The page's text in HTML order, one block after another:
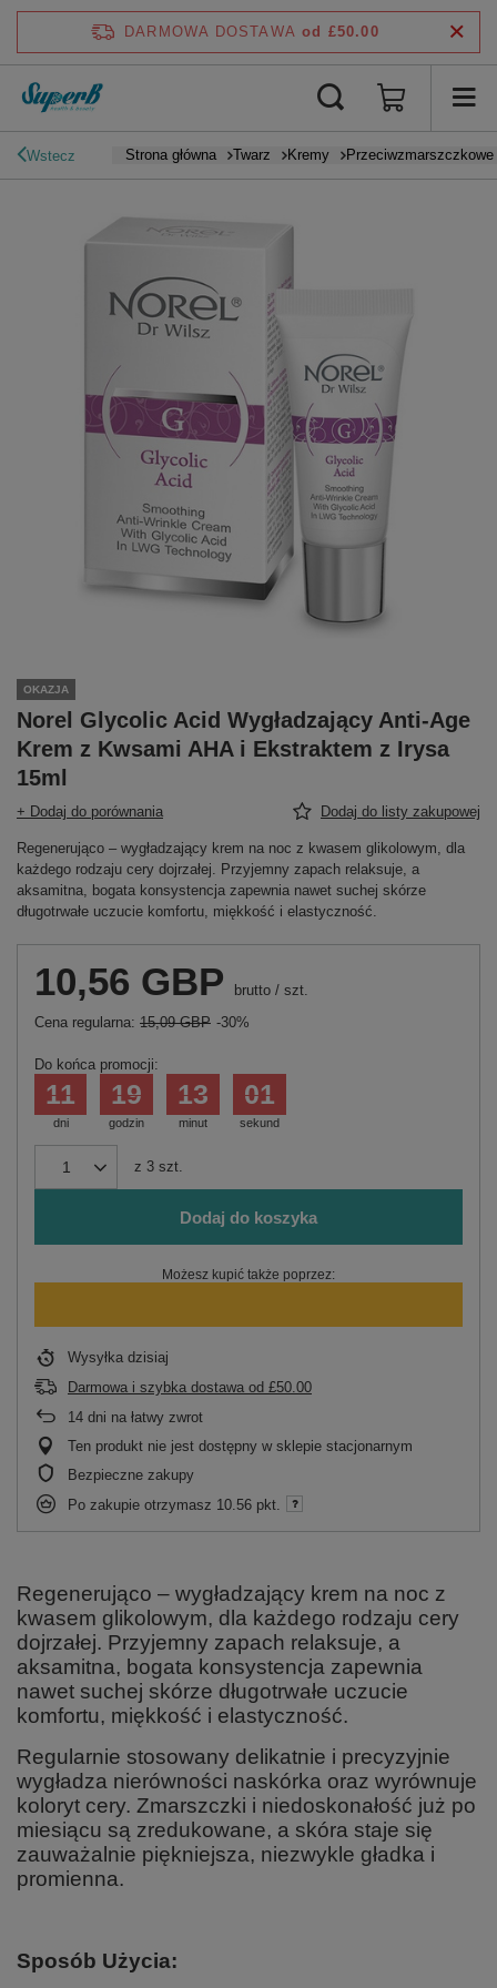
DARMOWA DOSTAWA od £50.00
Wstecz Strona główna Twarz Kremy Przeciwzmarszczkowe
OKAZJA
Norel Glycolic Acid Wygładzający Anti-Age
Krem z Kwsami AHA i Ekstraktem z Irysa
15ml
+ Dodaj do porównania Dodaj do listy zakupowej
Regenerująco – wygładzający krem na noc z kwasem glikolowym, dla
każdego rodzaju cery dojrzałej. Przyjemny zapach relaksuje, a
aksamitna, bogata konsystencja zapewnia nawet suchej skórze
długotrwałe uczucie komfortu, miękkość i elastyczność.
10,56 GBP brutto / szt.
Cena regularna: 15,09 GBP -30%
Do końca promocji:
dni
11
godzin
19
minut
13
sekund
01
z 3 szt.
Dodaj do koszyka
Możesz kupić także poprzez:
Wysyłka dzisiaj
Darmowa i szybka dostawa od £50.00
14 dni na łatwy zwrot
Ten produkt nie jest dostępny w sklepie stacjonarnym
Bezpieczne zakupy
Po zakupie otrzymasz 10.56 pkt.
Regenerująco – wygładzający krem na noc z
kwasem glikolowym, dla każdego rodzaju cery
dojrzałej. Przyjemny zapach relaksuje, a
aksamitna, bogata konsystencja zapewnia
nawet suchej skórze długotrwałe uczucie
komfortu, miękkość i elastyczność.
Regularnie stosowany delikatnie i precyzyjnie
wygładza nierówności naskórka oraz wyrównuje
koloryt cery. Zmarszczki i niedoskonałość już po
miesiącu są zredukowane, a skóra staje się
zauważalnie piękniejsza, niezwykle gładka i
promienna.
Sposób Użycia: